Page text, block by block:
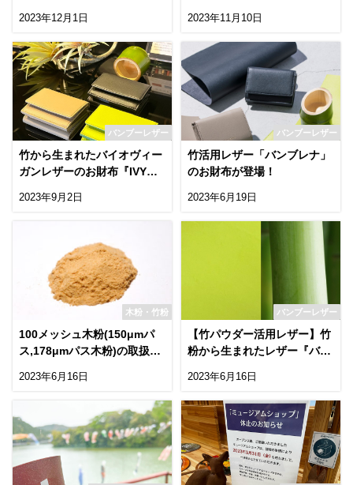
2023年12月1日
徳島新聞掲載】
2023年11月10日
バンブーレザー
竹から生まれたバイオヴィー
ガンレザーのお財布『IVY』
2023年9月2日
バンブーレザー
竹活用レザー「バンブレナ」
のお財布が登場！
2023年6月19日
木粉・竹粉
100メッシュ木粉(150μmパ
ス,178μmパス木粉)の取扱い
2023年6月16日
バンブーレザー
【竹パウダー活用レザー】竹
粉から生まれたレザー『バン
2023年6月16日